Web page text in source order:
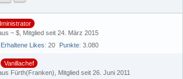
~ $ Mitglied seit 24. März 2015
Erhaltene Likes 20 Punkte 3.080
Vanillachef
Fürth(Franken) Mitglied seit 26. Juni 2011